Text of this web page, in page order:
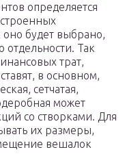
определяется
оно будет выбрано,
отдельности. Так
трат,
в основном,
сетчатая,
может
со створками. Для
их размеры,
вешалок